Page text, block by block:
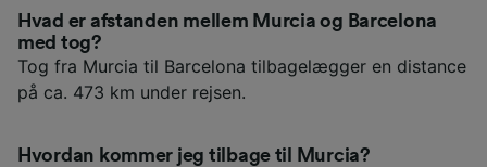
Hvad er afstanden mellem Murcia og Barcelona
med tog?
Tog fra Murcia til Barcelona tilbagelægger en distance
på ca. 473 km under rejsen.
Hvordan kommer jeg tilbage til Murcia?